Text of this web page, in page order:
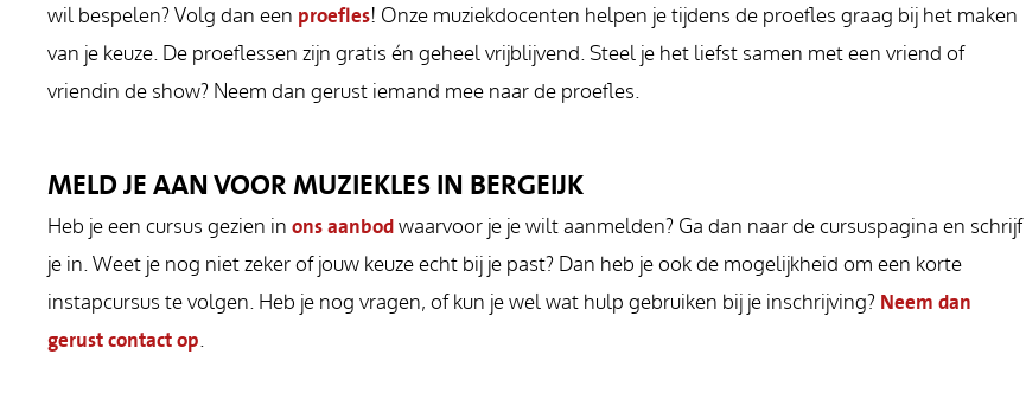
wil bespelen? Volg dan een proefles! Onze muziekdocenten helpen je tijdens de proefles graag bij het maken
van je keuze. De proeflessen zijn gratis én geheel vrijblijvend. Steel je het liefst samen met een vriend of
vriendin de show? Neem dan gerust iemand mee naar de proefles.
MELD JE AAN VOOR MUZIEKLES IN BERGEIJK
Heb je een cursus gezien in ons aanbodwaarvoor je je wilt aanmelden? Ga dan naar de cursuspagina en schrijf
je in. Weet je nog niet zeker of jouw keuze echt bij je past? Dan heb je ook de mogelijkheid om een korte
instapcursus te volgen. Heb je nog vragen, of kun je wel wat hulp gebruiken bij je inschrijving? Neem dan
gerust contact op.